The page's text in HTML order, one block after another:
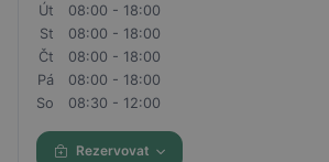
Út
08:00 - 18:00
St
08:00 - 18:00
Čt
08:00 - 18:00
Pá
08:00 - 18:00
So
08:30 - 12:00
Rezervovat